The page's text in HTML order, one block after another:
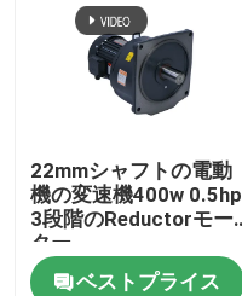
22mmシャフトの電動
機の変速機400w 0.5hp
3段階のReductorモー
ター
ベストプライス